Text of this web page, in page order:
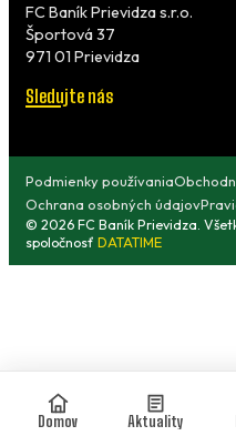
FC Baník Prievidza s.r.o.
Športová 37
971 01 Prievidza
Sledujte nás
© 2026 FC Baník Prievidza.
spoločnosť DATATIME
Podmienky používania
Ochrana osobných údajov
Domov Aktuality